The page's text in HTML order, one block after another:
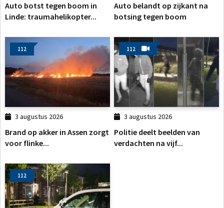
Auto botst tegen boom in
Linde: traumahelikopter...
Auto belandt op zijkant na
botsing tegen boom
112
3 augustus 2026
Brand op akker in Assen zorgt
voor flinke...
112
3 augustus 2026
Politie deelt beelden van
verdachten na vijf...
112